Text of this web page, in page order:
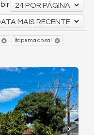
24 POR PÁGINA
MAIS RECENTE
itapema do saí